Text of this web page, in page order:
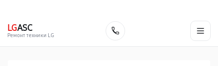
LGASC
Ремонт техники LG